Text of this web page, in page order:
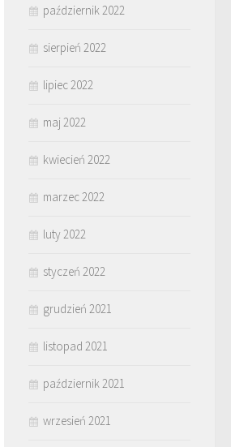
październik 2022
sierpień 2022
lipiec 2022
maj 2022
kwiecień 2022
marzec 2022
luty 2022
styczeń 2022
grudzień 2021
listopad 2021
październik 2021
wrzesień 2021